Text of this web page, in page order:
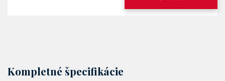
Kompletné špecifikácie